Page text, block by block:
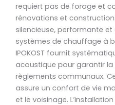
requiert pas de forage et
rénovations et
silencieuse, performante
systèmes de chauffage à
IPOKOST fournit
acoustique pour garantir
règlements communaux.
assure un confort de vie
et le voisinage.